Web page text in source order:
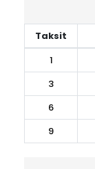
Taksit
1
3
6
9